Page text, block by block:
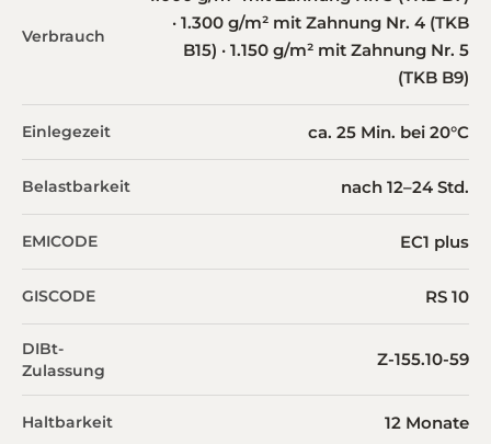
Verbrauch
· 1.300 g/m² mit Zahnung Nr. 4 (TKB
B15) · 1.150 g/m² mit Zahnung Nr. 5
(TKB B9)
Einlegezeit ca. 25 Min. bei 20°C
Belastbarkeit nach 12–24 Std.
EMICODE EC1 plus
GISCODE RS 10
DIBt-
Zulassung
Z-155.10-59
Haltbarkeit 12 Monate